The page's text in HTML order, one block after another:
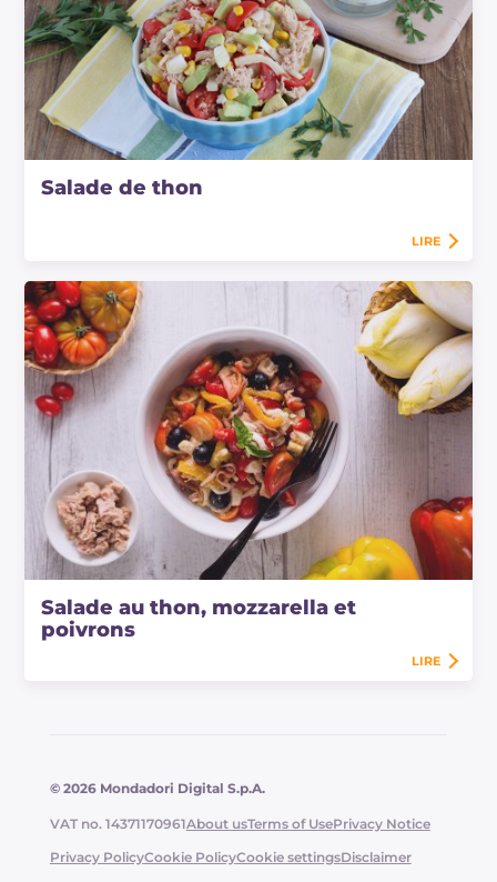
Salade de thon
LIRE
Salade au thon, mozzarella et
poivrons
LIRE
© 2026 Mondadori Digital S.p.A.
VAT no. 14371170961About usTerms of UsePrivacy Notice
Privacy PolicyCookie PolicyCookie settingsDisclaimer